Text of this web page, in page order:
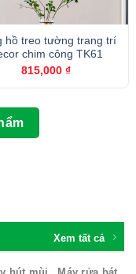
hồ treo tường trang trí
chim công TK61
815,000 ₫
Xem tất cả